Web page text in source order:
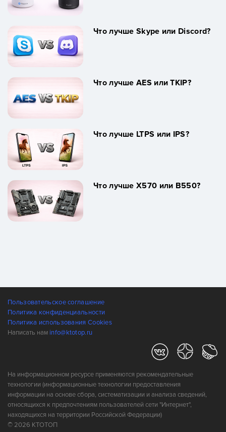
Что лучше Skype или Discord?
Что лучше AES или TKIP?
Что лучше LTPS или IPS?
Что лучше X570 или B550?
Пользовательское соглашение
Политика конфиденциальности
Политика использования Cookies
Написать нам info@ktotop.ru
На информационном ресурсе применяются рекомендательные
технологии (информационные технологии предоставления
информации на основе сбора, систематизации и анализа сведений,
относящихся к предпочтениям пользователей сети "Интернет",
находящихся на территории Российской Федерации)
© 2026 КТОТОП